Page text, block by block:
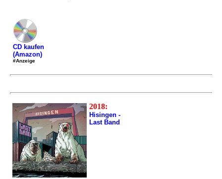
CD kaufen
(Amazon)
#Anzeige
2018:
Hisingen -
Last Band